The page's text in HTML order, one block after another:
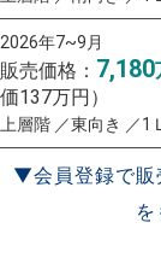
2026年7~9月
販売価格： 7,180
価137万円）
上層階 ／東向き ／1
▼会員登録で販